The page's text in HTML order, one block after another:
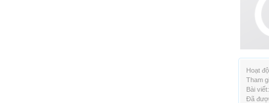
Hoạt
Tham
Bài viết:
Đã